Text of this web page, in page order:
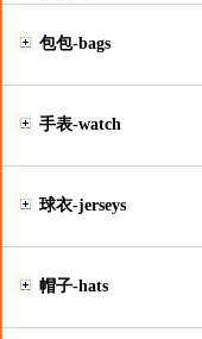
包包-bags
手表-watch
球衣-jerseys
帽子-hats